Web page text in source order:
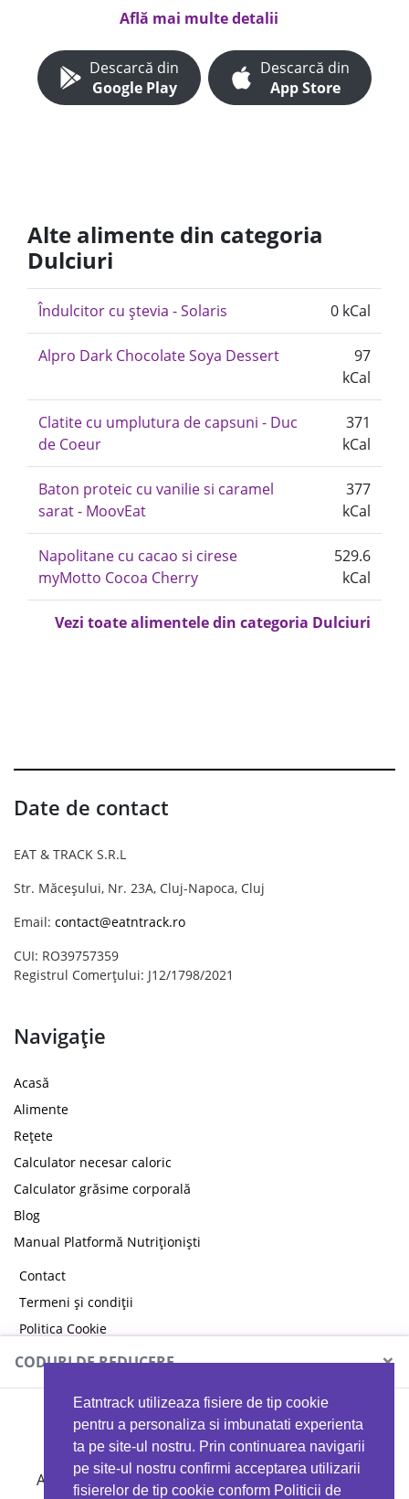
Eatntrack utilizeaza fisiere de tip cookie
pentru a personaliza si imbunatati experienta
ta pe site-ul nostru. Prin continuarea navigarii
pe site-ul nostru confirmi acceptarea utilizarii
fisierelor de tip cookie conform Politicii de
Află mai multe detalii
Descarcă din
Google Play
Descarcă din
App Store
Alte alimente din categoria
Dulciuri
Îndulcitor cu ștevia - Solaris 0 kCal
Alpro Dark Chocolate Soya Dessert
97
kCal
Clatite cu umplutura de capsuni - Duc
de Coeur
371
kCal
Baton proteic cu vanilie si caramel
sarat - MoovEat
377
kCal
Napolitane cu cacao si cirese
myMotto Cocoa Cherry
529.6
kCal
Vezi toate alimentele din categoria Dulciuri
Date de contact
EAT & TRACK S.R.L
Str. Măceșului, Nr. 23A, Cluj-Napoca, Cluj
Email: contact@eatntrack.ro
CUI: RO39757359
Registrul Comerțului: J12/1798/2021
Navigație
Acasă
Alimente
Rețete
Calculator necesar caloric
Calculator grăsime corporală
Blog
Manual Platformă Nutriționiști
Contact
Termeni și condiții
Politica Cookie
Politica de confidențialitate
CODURI DE REDUCERE ×
MYPROTEIN
Ai 40%reducere la orice comandă folosind codul